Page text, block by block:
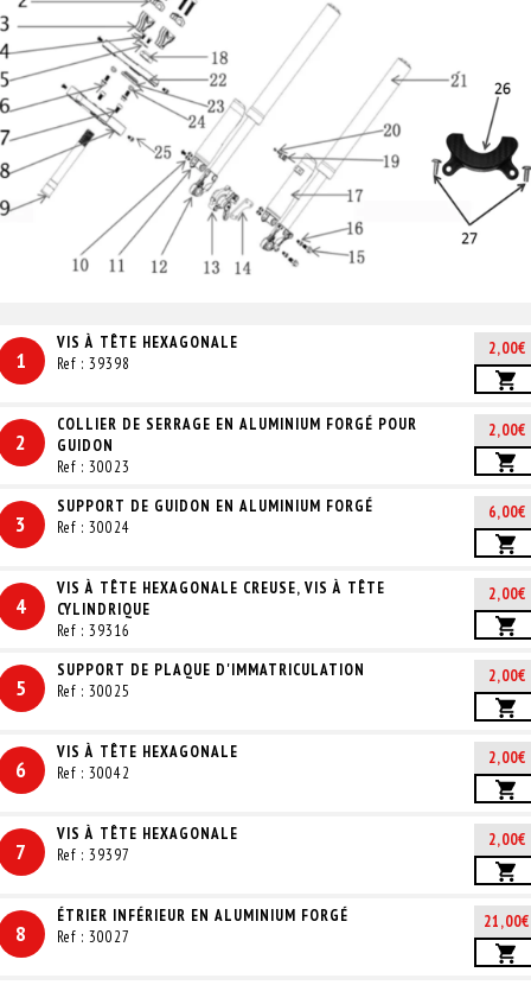
1
VIS À TÊTE HEXAGONALE
Ref : 39398
2,00€
2
COLLIER DE SERRAGE EN ALUMINIUM FORGÉ POUR
GUIDON
Ref : 30023
2,00€
3
SUPPORT DE GUIDON EN ALUMINIUM FORGÉ
Ref : 30024
6,00€
4
VIS À TÊTE HEXAGONALE CREUSE, VIS À TÊTE
CYLINDRIQUE
Ref : 39316
2,00€
5
SUPPORT DE PLAQUE D'IMMATRICULATION
Ref : 30025
2,00€
6
VIS À TÊTE HEXAGONALE
Ref : 30042
2,00€
7
VIS À TÊTE HEXAGONALE
Ref : 39397
2,00€
8
ÉTRIER INFÉRIEUR EN ALUMINIUM FORGÉ
Ref : 30027
21,00€